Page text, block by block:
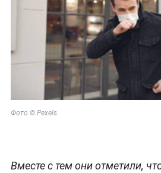
Фото © Pexels
Вместе с тем они отметили,